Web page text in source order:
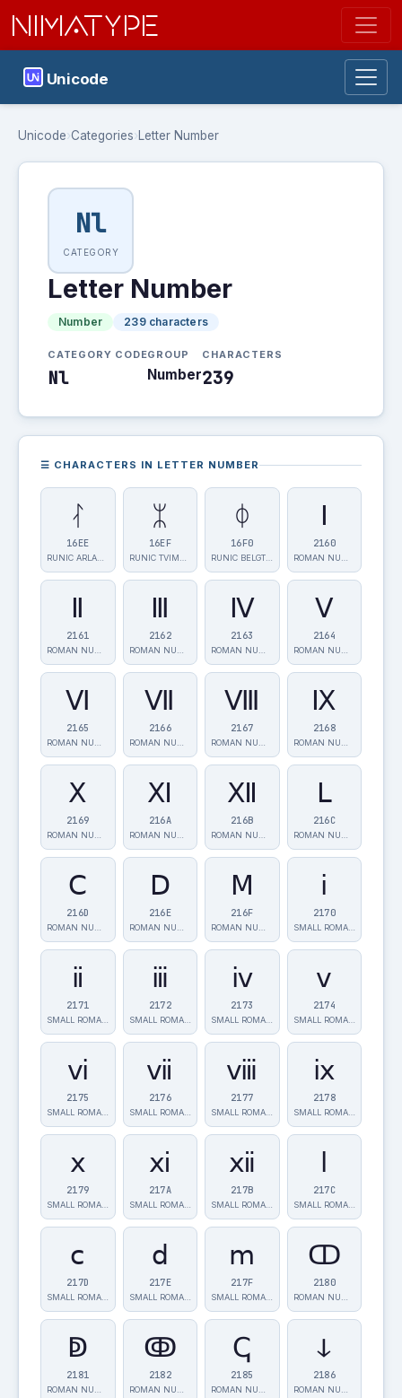
NIMATYPE
Unicode
Unicode›Categories›Letter Number
Nl
CATEGORY
Letter Number
Number 239 characters
CATEGORY CODE
Nl
GROUP
Number
CHARACTERS
239
☰ CHARACTERS IN LETTER NUMBER
ᛮ
16EE
ᛯ
16EF
ᛰ
16F0
Ⅰ
2160
Ⅱ
2161
Ⅲ
2162
Ⅳ
2163
Ⅴ
2164
Ⅵ
2165
Ⅶ
2166
Ⅷ
2167
Ⅸ
2168
Ⅹ
2169
Ⅺ
216A
Ⅻ
216B
Ⅼ
216C
Ⅽ
216D
Ⅾ
216E
Ⅿ
216F
ⅰ
2170
SMALL ROMAN N…
ⅱ
2171
ⅲ
2172
SMALL ROMAN N…
ⅳ
2173
ⅴ
2174
SMALL ROMAN N…
ⅵ
2175
ⅶ
2176
SMALL ROMAN N…
ⅷ
2177
ⅸ
2178
SMALL ROMAN N…
ⅹ
2179
ⅺ
217A
SMALL ROMAN N…
ⅻ
217B
ⅼ
217C
SMALL ROMAN N…
ⅽ
217D
ⅾ
217E
SMALL ROMAN N…
ⅿ
217F
ↀ
2180
ↁ
2181
ↂ
2182
ↅ
2185
ↆ
2186